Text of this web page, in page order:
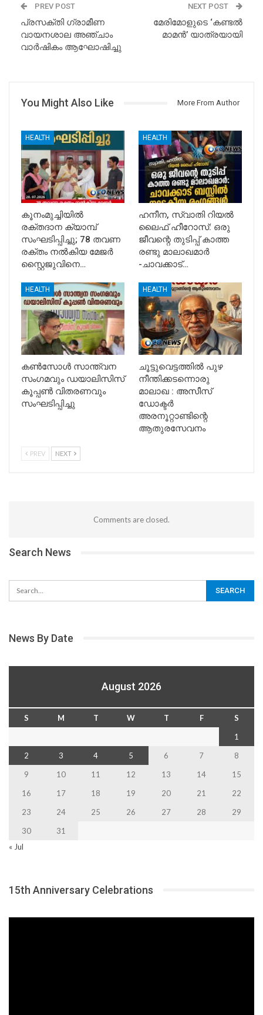
PREV POST
പ്രസക്തി ഗ്രാമീണ
വായനശാല അഞ്ചാം
വാർഷികം ആഘോഷിച്ചു
NEXT POST
മേരിമോളുടെ ‘കണ്ടൽ
മാമൻ’ യാത്രയായി
You Might Also Like More From Author
HEALTH
കൂനംമുച്ചിയിൽ
രക്തദാന ക്യാമ്പ്
സംഘടിപ്പിച്ചു; 78 തവണ
രക്തം നൽകിയ മേജർ
സ്റ്റൈജുവിനെ…
HEALTH
ഹനീന, സ്വാതി റിയൽ
ലൈഫ് ഹീറോസ്: ഒരു
ജീവന്റെ തുടിപ്പ് കാത്ത
രണ്ടു മാലാഖമാർ
-ചാവക്കാട്…
HEALTH
കൺസോൾ സാന്ത്വന
സംഗമവും ഡയാലിസിസ്
കൂപ്പൺ വിതരണവും
സംഘടിപ്പിച്ചു
HEALTH
ചൂട്ടുവെട്ടത്തിൽ പുഴ
നീന്തിക്കടന്നൊരു
മാലാഖ : അസീസ്
ഡോക്ടർ
അരനൂറ്റാണ്ടിന്റെ
ആതുരസേവനം
PREV NEXT
Comments are closed.
Search News
News By Date
August 2026
S M T W T F
S
1
2
3 4 5 6 7
8
9
10 11 12 13 14
15
16
17 18 19 20 21
22
23
24 25 26 27 28
29
30
31
« Jul
15th Anniversary Celebrations